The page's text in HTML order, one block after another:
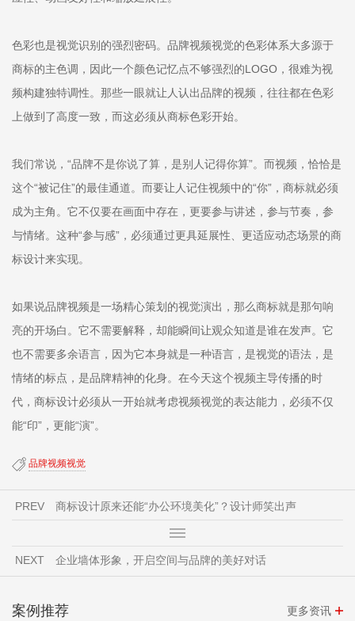
色彩也是视觉识别的强烈密码。品牌视频视觉的色彩体系大多源于
商标的主色调，因此一个颜色记忆点不够强烈的LOGO，很难为视
频构建独特调性。那些一眼就让人认出品牌的视频，往往都在色彩
上做到了高度一致，而这必须从商标色彩开始。
我们常说，“品牌不是你说了算，是别人记得你算”。而视频，恰恰是
这个“被记住”的最佳通道。而要让人记住视频中的“你”，商标就必须
成为主角。它不仅要在画面中存在，更要参与讲述，参与节奏，参
与情绪。这种“参与感”，必须通过更具延展性、更适应动态场景的商
标设计来实现。
如果说品牌视频是一场精心策划的视觉演出，那么商标就是那句响
亮的开场白。它不需要解释，却能瞬间让观众知道是谁在发声。它
也不需要多余语言，因为它本身就是一种语言，是视觉的语法，是
情绪的标点，是品牌精神的化身。在今天这个视频主导传播的时
代，商标设计必须从一开始就考虑视频视觉的表达能力，必须不仅
能“印”，更能“演”。
品牌视频视觉
PREV 商标设计原来还能“办公环境美化”？设计师笑出声
NEXT 企业墙体形象，开启空间与品牌的美好对话
案例推荐 更多资讯